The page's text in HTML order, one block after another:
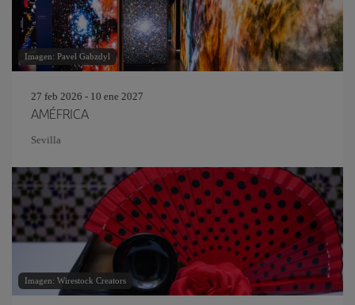
Imagen: Pavel Gabzdyl
27 feb 2026 - 10 ene 2027
AMÉFRICA
Sevilla
Imagen: Wirestock Creators